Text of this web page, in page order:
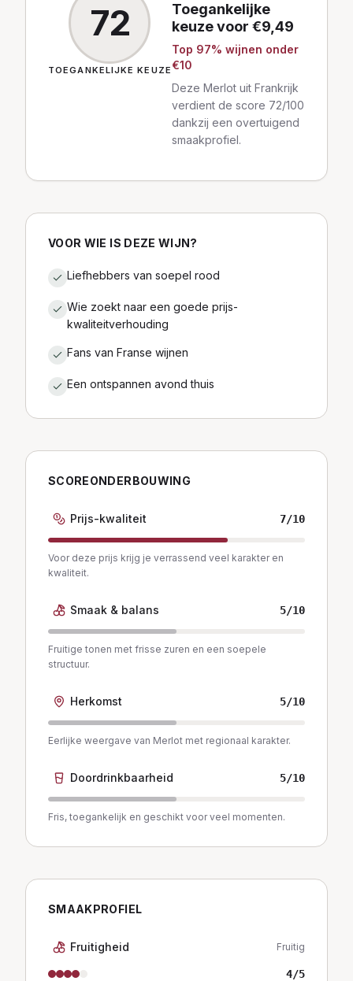
72
TOEGANKELIJKE KEUZE
Toegankelijke
keuzevoor €9,49
Top 97% wijnen onder
€10
Deze Merlot uit Frankrijk
verdient de score 72/100
dankzij een overtuigend
smaakprofiel.
VOOR WIE IS DEZE WIJN?
Liefhebbers van soepel rood
Wie zoekt naar een goede prijs-
kwaliteitverhouding
Fans van Franse wijnen
Een ontspannen avond thuis
SCOREONDERBOUWING
Prijs-kwaliteit 7/10
Voor deze prijs krijg je verrassend veel karakter en
kwaliteit.
Smaak & balans 5/10
Fruitige tonen met frisse zuren en een soepele
structuur.
Herkomst 5/10
Eerlijke weergave van Merlot met regionaal karakter.
Doordrinkbaarheid 5/10
Fris, toegankelijk en geschikt voor veel momenten.
SMAAKPROFIEL
Fruitigheid Fruitig
4/5